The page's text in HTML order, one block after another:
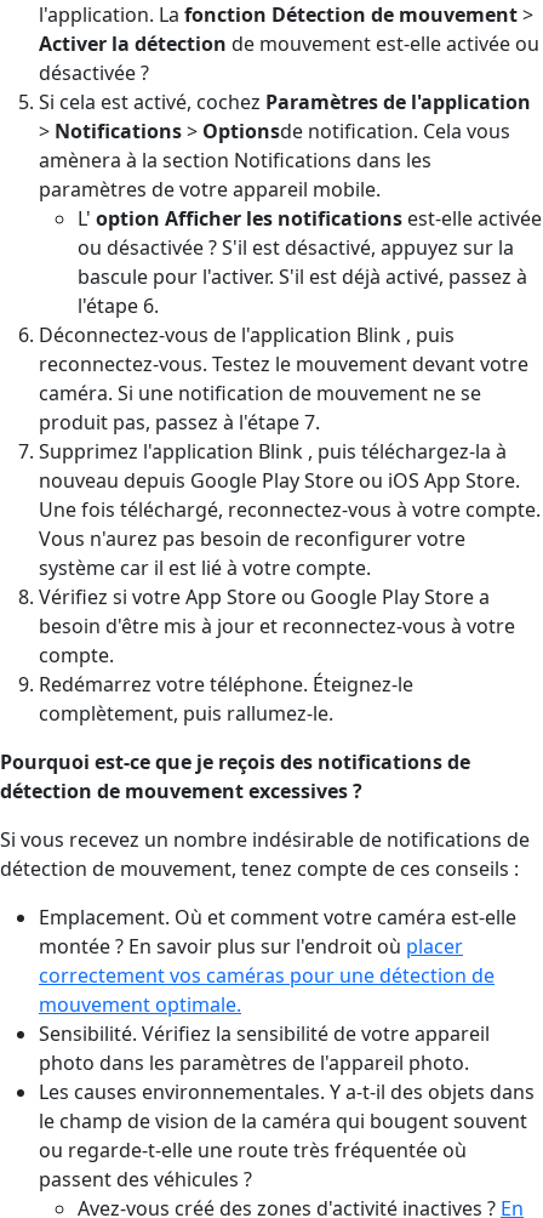
l'application. La fonction Détection de mouvement>
Activer la détection de mouvement est-elle activée ou
désactivée ?
Si cela est activé, cochez Paramètres de l'application
> Notifications> Optionsde notification. Cela vous
amènera à la section Notifications dans les
paramètres de votre appareil mobile.
L' option Afficher les notifications est-elle activée
ou désactivée ? S'il est désactivé, appuyez sur la
bascule pour l'activer. S'il est déjà activé, passez à
l'étape 6.
Déconnectez-vous de l'application Blink , puis
reconnectez-vous. Testez le mouvement devant votre
caméra. Si une notification de mouvement ne se
produit pas, passez à l'étape 7.
Supprimez l'application Blink , puis téléchargez-la à
nouveau depuis Google Play Store ou iOS App Store.
Une fois téléchargé, reconnectez-vous à votre compte.
Vous n'aurez pas besoin de reconfigurer votre
système car il est lié à votre compte.
Vérifiez si votre App Store ou Google Play Store a
besoin d'être mis à jour et reconnectez-vous à votre
compte.
Redémarrez votre téléphone. Éteignez-le
complètement, puis rallumez-le.
Pourquoi est-ce que je reçois des notifications de
détection de mouvement excessives ?
Si vous recevez un nombre indésirable de notifications de
détection de mouvement, tenez compte de ces conseils :
Emplacement. Où et comment votre caméra est-elle
montée ? En savoir plus sur l'endroit où placer
correctement vos caméras pour une détection de
mouvement optimale.
Sensibilité. Vérifiez la sensibilité de votre appareil
photo dans les paramètres de l'appareil photo.
Les causes environnementales. Y a-t-il des objets dans
le champ de vision de la caméra qui bougent souvent
ou regarde-t-elle une route très fréquentée où
passent des véhicules ?
Avez-vous créé des zones d'activité inactives ? En